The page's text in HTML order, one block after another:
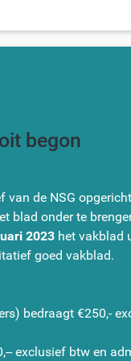
begon
van de NSG
blad onder te
2023 het vakblad
goed vakblad.
bedraagt €250,-
exclusief btw en